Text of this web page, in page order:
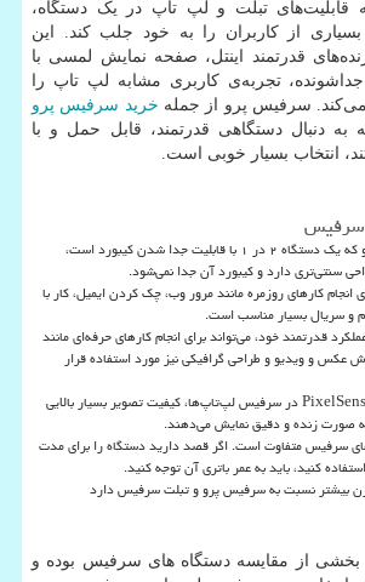
قابلیت‌های تبلت و لپ تاپ در یک دستگاه،
از کاربران را به خود جلب کند. این
قدرتمند اینتل، صفحه نمایش لمسی با
جداشونده، تجربه‌ی کاربری مشابه لپ تاپ را
می‌کند. سرفیس پرو از جمله خرید سرفیس پرو
به دنبال دستگاهی قدرتمند، قابل حمل و با
انتخاب بسیار خوبی است.
سرفیس
برخلاف سرفیس پرو که یک دستگاه ۲ در ۱ با قابلیت جدا شدن کیبورد است،
سنتی‌تری دارد و کیبورد آن جدا نمی‌شود.
کارهای روزمره مانند مرور وب، چک کردن ایمیل، کار با
و سریال بسیار مناسب است.
قدرتمند خود، می‌تواند برای انجام کارهای حرفه‌ای مانند
عکس و ویدیو و طراحی گرافیکی نیز مورد استفاده قرار
در سرفیس لپ‌تاپ‌ها، کیفیت تصویر بسیار بالایی
صورت زنده و دقیق نمایش می‌دهند.
سرفیس متفاوت است. اگر قصد دارید دستگاه را برای مدت
کنید، باید به عمر باتری آن توجه کنید.
بیشتر نسبت به سرفیس پرو و تبلت سرفیس دارد
بخشی از مقایسه دستگاه های سرفیس بوده و